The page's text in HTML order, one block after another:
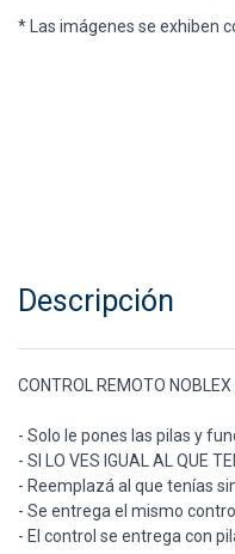
* Las imágenes se exhiben
Descripción
CONTROL REMOTO
- Solo le pones las pilas y
- SI LO VES IGUAL AL QUE
- Reemplazá al que tenías
- Se entrega el mismo
- El control se entrega con